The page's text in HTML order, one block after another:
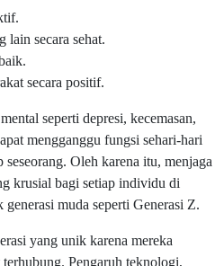
lain secara sehat.
secara positif.
seperti depresi, kecemasan,
mengganggu fungsi sehari-hari
Oleh karena itu, menjaga
krusial bagi setiap individu di
muda seperti Generasi Z.
yang unik karena mereka
Pengaruh teknologi,